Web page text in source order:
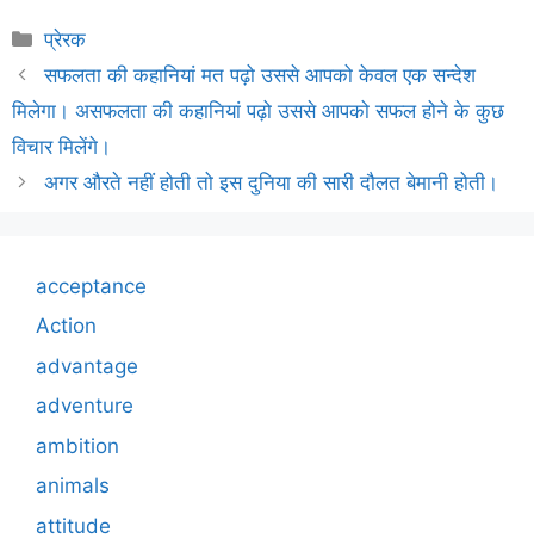
Categories
प्रेरक
सफलता की कहानियां मत पढ़ो उससे आपको केवल एक सन्देश
मिलेगा। असफलता की कहानियां पढ़ो उससे आपको सफल होने के कुछ
विचार मिलेंगे।
अगर औरते नहीं होती तो इस दुनिया की सारी दौलत बेमानी होती।
acceptance
Action
advantage
adventure
ambition
animals
attitude